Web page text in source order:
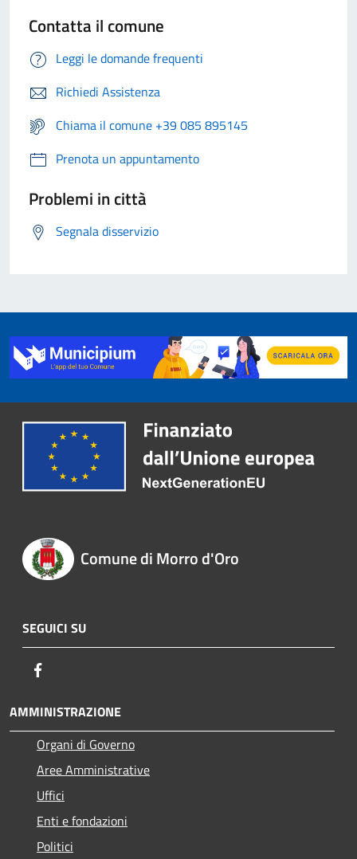
Contatta il comune
Leggi le domande frequenti
Richiedi Assistenza
Chiama il comune +39 085 895145
Prenota un appuntamento
Problemi in città
Segnala disservizio
Comune di Morro d'Oro
SEGUICI SU
AMMINISTRAZIONE
Organi di Governo
Aree Amministrative
Uffici
Enti e fondazioni
Politici